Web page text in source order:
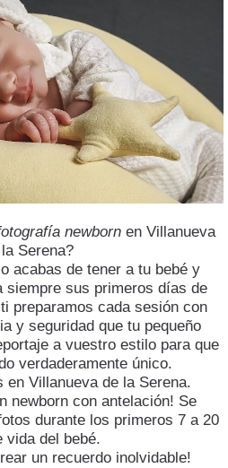
newborn en Villanueva
Serena?
acabas de tener a tu bebé y
siempre sus primeros días de
preparamos cada sesión con
y seguridad que tu pequeño
a vuestro estilo para que
verdaderamente único.
en Villanueva de la Serena.
newborn con antelación! Se
durante los primeros 7 a 20
vida del bebé.
un recuerdo inolvidable!